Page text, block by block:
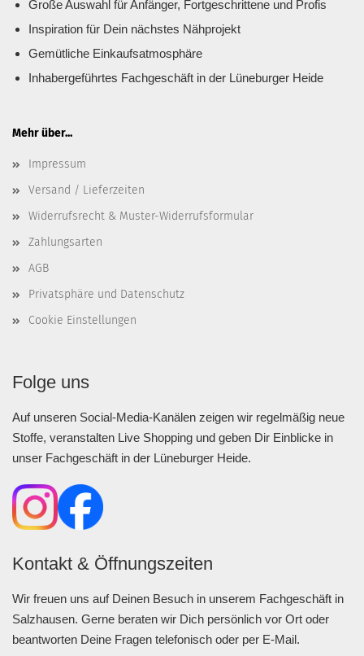
Große Auswahl für Anfänger, Fortgeschrittene und Profis
Inspiration für Dein nächstes Nähprojekt
Gemütliche Einkaufsatmosphäre
Inhabergeführtes Fachgeschäft in der Lüneburger Heide
Mehr über...
Impressum
Versand / Lieferzeiten
Widerrufsrecht & Muster-Widerrufsformular
Zahlungsarten
AGB
Privatsphäre und Datenschutz
Cookie Einstellungen
Folge uns
Auf unseren Social-Media-Kanälen zeigen wir regelmäßig neue
Stoffe, veranstalten Live Shopping und geben Dir Einblicke in
unser Fachgeschäft in der Lüneburger Heide.
Kontakt & Öffnungszeiten
Wir freuen uns auf Deinen Besuch in unserem Fachgeschäft in
Salzhausen. Gerne beraten wir Dich persönlich vor Ort oder
beantworten Deine Fragen telefonisch oder per E-Mail.